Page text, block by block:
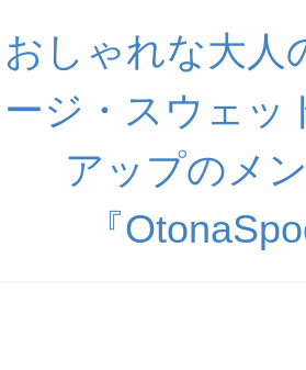
おしゃれな大人
ージ・スウェッ
アップのメ
『